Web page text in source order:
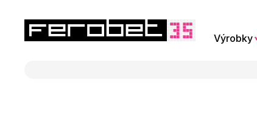
Výrobky